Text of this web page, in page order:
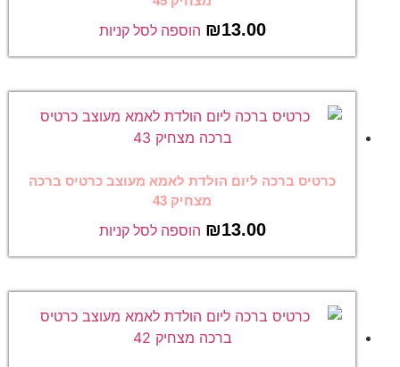
₪13.00 הוספה לסל קניות
כרטיס ברכה ליום הולדת לאמא מעוצב כרטיס ברכה
מצחיק 43
₪13.00 הוספה לסל קניות